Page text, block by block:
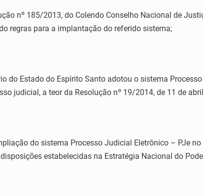
nº 185/2013, do Colendo Conselho Nacional de
regras para a implantação do referido sistema;
do Estado do Espírito Santo adotou o sistema
judicial, a teor da Resolução nº 19/2014, de 11 de
do sistema Processo Judicial Eletrônico – PJe
estabelecidas na Estratégia Nacional do